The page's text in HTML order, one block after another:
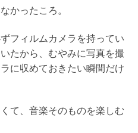
かったころ。
フィルムカメラを持ってい
たから、むやみに写真を撮
に収めておきたい瞬間だけ
て、音楽そのものを楽しむ